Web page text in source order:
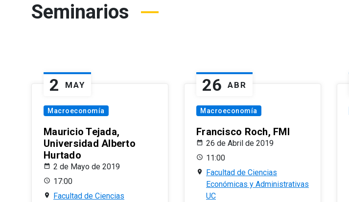
Seminarios
2 MAY
Macroeconomía
Mauricio Tejada,
Universidad Alberto
Hurtado
2 de Mayo de 2019
17:00
Facultad de Ciencias
26 ABR
Macroeconomía
Francisco Roch, FMI
26 de Abril de 2019
11:00
Facultad de Ciencias
Económicas y Administrativas
UC